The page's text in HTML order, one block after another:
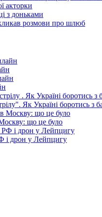
акторки
з доньками
розмови про шлюб
Як Україні боротись з
що це було
і дрон у Лейпцигу